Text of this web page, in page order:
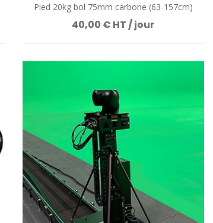
Pied 20kg bol 75mm carbone (63-157cm)
40,00 € HT / jour
VOIR LE PRODUIT